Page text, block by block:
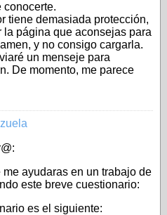
conocerte.
tiene demasiada protección,
la página que aconsejas para
y no consigo cargarla.
un menseje para
De momento, me parece
ayudaras en un trabajo de
este breve cuestionario:
es el siguiente: